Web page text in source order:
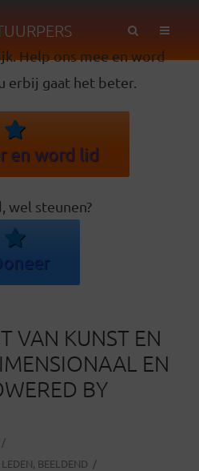
Help ons mee en word
erbij gaat het beter.
en word lid
wel steunen?
VAN KUNST EN
EN
BY
, BEELDEND